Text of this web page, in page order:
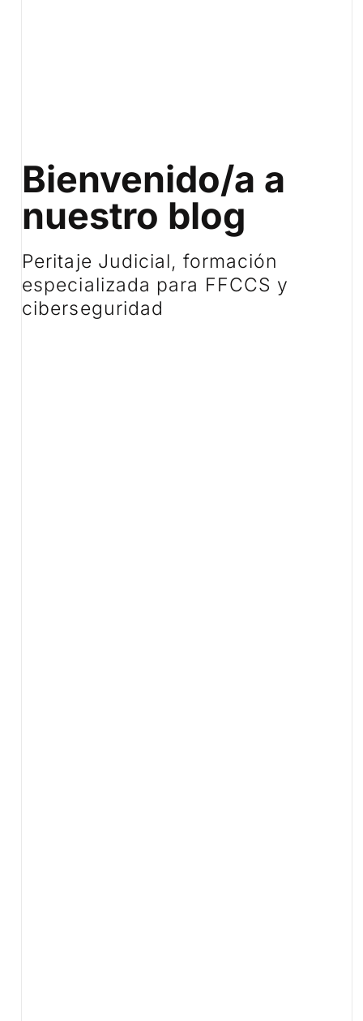
Bienvenido/a a
nuestro blog
Peritaje Judicial, formación
especializada para FFCCS y
ciberseguridad